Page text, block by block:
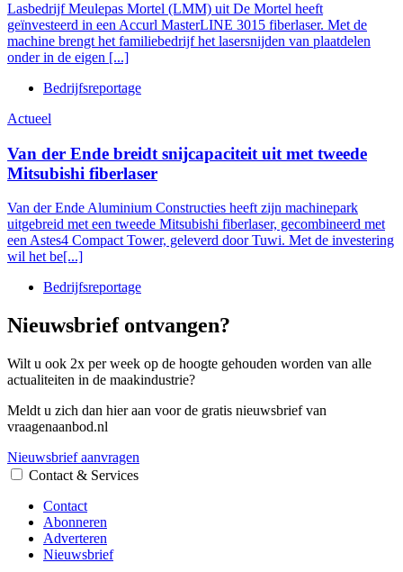
Lasbedrijf Meulepas Mortel (LMM) uit De Mortel heeft
geïnvesteerd in een Accurl MasterLINE 3015 fiberlaser. Met de
machine brengt het familiebedrijf het lasersnijden van plaatdelen
onder in de eigen [...]
Bedrijfsreportage
Actueel
Van der Ende breidt snijcapaciteit uit met tweede
Mitsubishi fiberlaser
Van der Ende Aluminium Constructies heeft zijn machinepark
uitgebreid met een tweede Mitsubishi fiberlaser, gecombineerd met
een Astes4 Compact Tower, geleverd door Tuwi. Met de investering
wil het be[...]
Bedrijfsreportage
Nieuwsbrief ontvangen?
Wilt u ook 2x per week op de hoogte gehouden worden van alle
actualiteiten in de maakindustrie?
Meldt u zich dan hier aan voor de gratis nieuwsbrief van
vraagenaanbod.nl
Nieuwsbrief aanvragen
Contact & Services
Contact
Abonneren
Adverteren
Nieuwsbrief